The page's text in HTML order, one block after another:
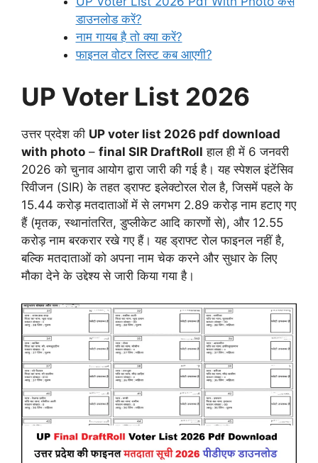
डाउनलोड करें?
नाम गायब है तो क्या करें?
फाइनल वोटर लिस्ट कब आएगी?
UP Voter List 2026
उत्तर प्रदेश की UP voter list 2026 pdf download
with photo – final SIR DraftRoll हाल ही में 6 जनवरी
2026 को चुनाव आयोग द्वारा जारी की गई है। यह स्पेशल इंटेंसिव
रिवीजन (SIR) के तहत ड्राफ्ट इलेक्टोरल रोल है, जिसमें पहले के
15.44 करोड़ मतदाताओं में से लगभग 2.89 करोड़ नाम हटाए गए
हैं (मृतक, स्थानांतरित, डुप्लीकेट आदि कारणों से), और 12.55
करोड़ नाम बरकरार रखे गए हैं। यह ड्राफ्ट रोल फाइनल नहीं है,
बल्कि मतदाताओं को अपना नाम चेक करने और सुधार के लिए
मौका देने के उद्देश्य से जारी किया गया है।